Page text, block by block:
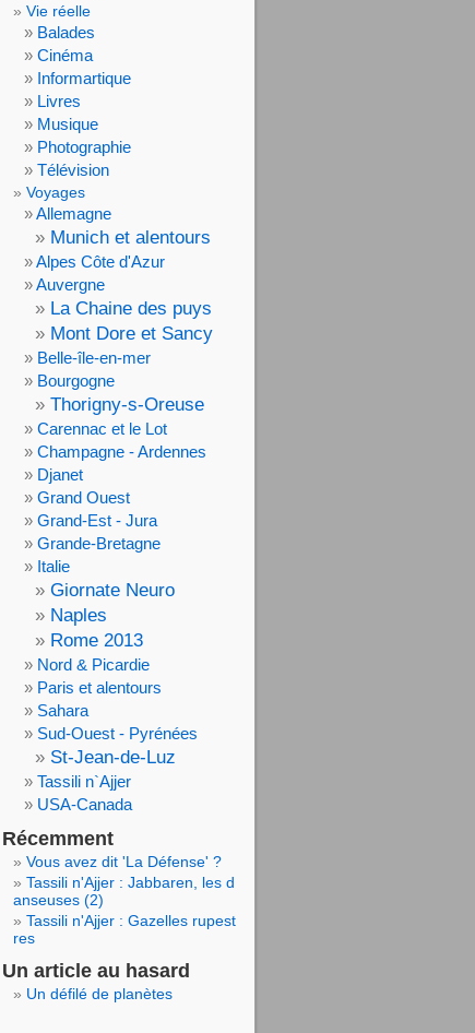
Vie réelle
Balades
Cinéma
Informartique
Livres
Musique
Photographie
Télévision
Voyages
Allemagne
Munich et alentours
Alpes Côte d'Azur
Auvergne
La Chaine des puys
Mont Dore et Sancy
Belle-île-en-mer
Bourgogne
Thorigny-s-Oreuse
Carennac et le Lot
Champagne - Ardennes
Djanet
Grand Ouest
Grand-Est - Jura
Grande-Bretagne
Italie
Giornate Neuro
Naples
Rome 2013
Nord & Picardie
Paris et alentours
Sahara
Sud-Ouest - Pyrénées
St-Jean-de-Luz
Tassili n`Ajjer
USA-Canada
Récemment
Vous avez dit 'La Défense' ?
Tassili n'Ajjer : Jabbaren, les d
anseuses (2)
Tassili n'Ajjer : Gazelles rupest
res
Un article au hasard
Un défilé de planètes